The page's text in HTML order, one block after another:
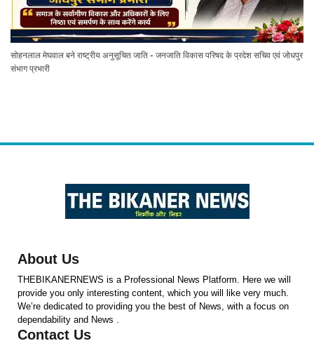
सोहनलाल मेघवाल बने राष्ट्रीय अनुसूचित जाति - जनजाति विकास परिषद के प्रदेश सचिव एवं जोधपुर
संभाग प्रभारी
About Us
THEBIKANERNEWS is a Professional News Platform. Here we will
provide you only interesting content, which you will like very much.
We’re dedicated to providing you the best of News, with a focus on
dependability and News .
Contact Us